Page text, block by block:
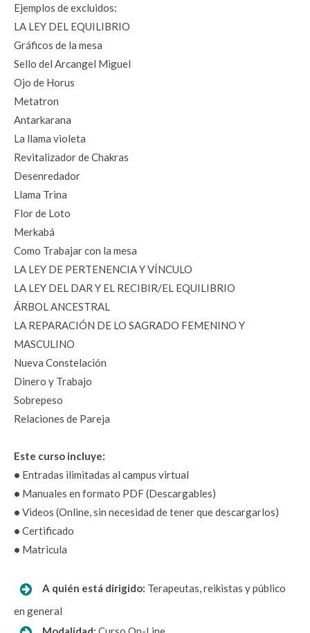
Ejemplos de excluidos:
LA LEY DEL EQUILIBRIO
Gráficos de la mesa
Sello del Arcangel Miguel
Ojo de Horus
Metatron
Antarkarana
La llama violeta
Revitalizador de Chakras
Desenredador
Llama Trina
Flor de Loto
Merkabá
Como Trabajar con la mesa
LA LEY DE PERTENENCIA Y VÍNCULO
LA LEY DEL DAR Y EL RECIBIR/EL EQUILIBRIO
ÁRBOL ANCESTRAL
LA REPARACIÓN DE LO SAGRADO FEMENINO Y
MASCULINO
Nueva Constelación
Dinero y Trabajo
Sobrepeso
Relaciones de Pareja
Este curso incluye:
• Entradas ilimitadas al campus virtual
• Manuales en formato PDF (Descargables)
• Videos (Online, sin necesidad de tener que descargarlos)
• Certificado
• Matricula
A quién está dirigido: Terapeutas, reikistas y público
en general